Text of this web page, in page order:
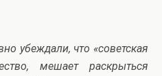
убеждали, что «советская
мешает раскрыться